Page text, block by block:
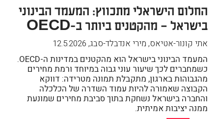
החלום הישראלי מתכווץ: המעמד הבינוני
בישראל – מהקטנים ביותר ב-OECD
אתי קונור-אטיאס, מירי אנדבלד-סבג,
12.5.2026
המעמד הבינוני בישראל הוא מהקטנים במדינות ה-OECD.
כשמחברים לכך שיעור עוני גבוה במיוחד ורמת מחירים
מהגבוהות בארגון, מתקבלת תמונה מטרידה: דווקא
הקבוצה שאמורה להיות עמוד השדרה של הכלכלה
והחברה בישראל נשחקת בתוך סביבת מחירים שמונעת
ממנה יציבות אמיתית.